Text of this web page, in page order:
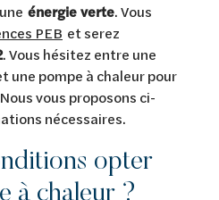
énergie verte. Vous
PEB et serez
. Vous hésitez entre une
une pompe à chaleur pour
vous proposons ci-
nécessaires.
opter
à chaleur ?